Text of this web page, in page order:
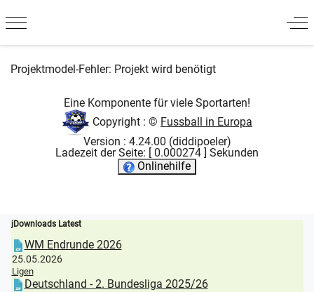
Mobile Menu Toggle
Projektmodel-Fehler: Projekt wird benötigt
Eine Komponente für viele Sportarten!
Copyright : © Fussball in Europa
Version : 4.24.00 (diddipoeler)
Ladezeit der Seite: [ 0.000274 ] Sekunden
Onlinehilfe
jDownloads Latest
WM Endrunde 2026
25.05.2026
Ligen
Deutschland - 2. Bundesliga 2025/26